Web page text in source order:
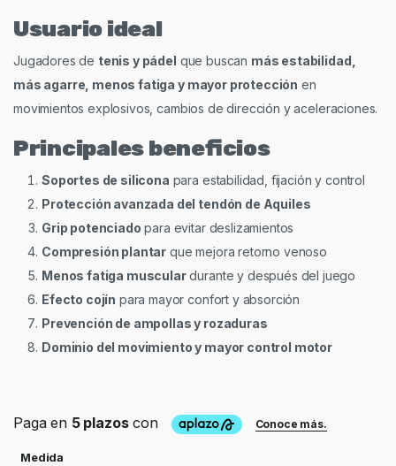
Usuario ideal
Jugadores de tenis y pádel que buscan más estabilidad,
más agarre, menos fatiga y mayor protección en
movimientos explosivos, cambios de dirección y aceleraciones.
Principales beneficios
Soportes de silicona para estabilidad, fijación y control
Protección avanzada del tendón de Aquiles
Grip potenciado para evitar deslizamientos
Compresión plantar que mejora retorno venoso
Menos fatiga musculardurante y después del juego
Efecto cojín para mayor confort y absorción
Prevención de ampollas y rozaduras
Dominio del movimiento y mayor control motor
Medida